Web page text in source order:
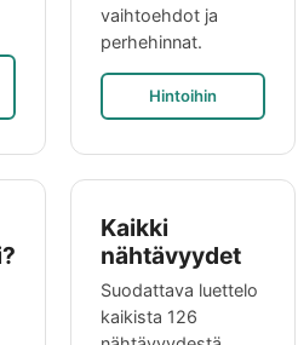
vaihtoehdot ja
perhehinnat.
Hintoihin
Kaikki
nähtävyydet
Suodattava luettelo
kaikista 126